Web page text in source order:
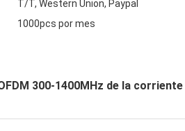
T/T, Western Union, Paypal
1000pcs por mes
300-1400MHz de la corriente